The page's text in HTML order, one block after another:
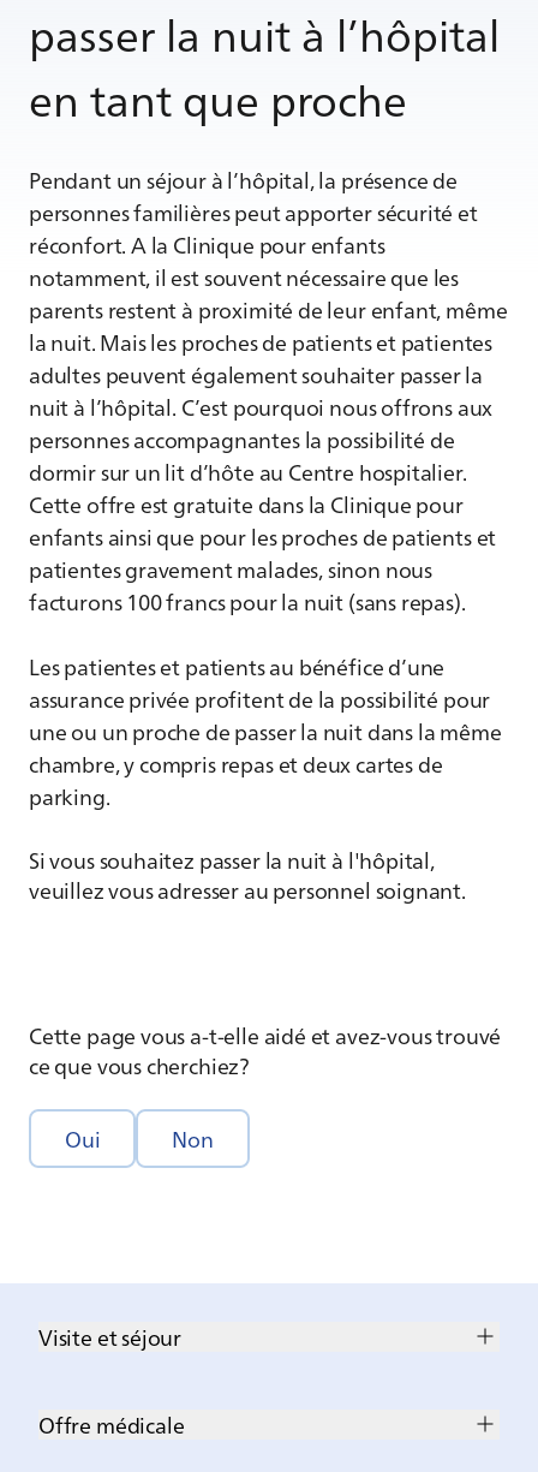
passer la nuit à l’hôpital
en tant que proche
Pendant un séjour à l’hôpital, la présence de
personnes familières peut apporter sécurité et
réconfort. A la Clinique pour enfants
notamment, il est souvent nécessaire que les
parents restent à proximité de leur enfant, même
la nuit. Mais les proches de patients et patientes
adultes peuvent également souhaiter passer la
nuit à l’hôpital. C’est pourquoi nous offrons aux
personnes accompagnantes la possibilité de
dormir sur un lit d’hôte au Centre hospitalier.
Cette offre est gratuite dans la Clinique pour
enfants ainsi que pour les proches de patients et
patientes gravement malades, sinon nous
facturons 100 francs pour la nuit (sans repas).
Les patientes et patients au bénéfice d’une
assurance privée profitent de la possibilité pour
une ou un proche de passer la nuit dans la même
chambre, y compris repas et deux cartes de
parking.
Si vous souhaitez passer la nuit à l'hôpital,
veuillez vous adresser au personnel soignant.
Cette page vous a-t-elle aidé et avez-vous trouvé
ce que vous cherchiez?
Oui Non
Visite et séjour
Offre médicale